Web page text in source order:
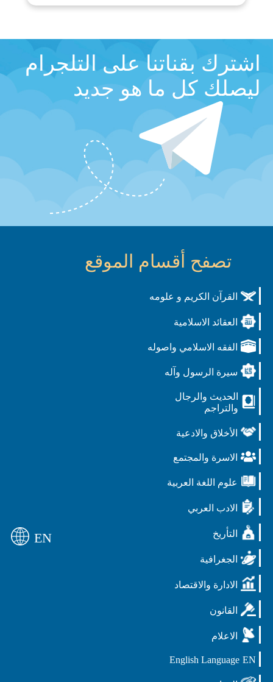
اشترك بقناتنا على التلجرام
ليصلك كل ما هو جديد
تصفح أقسام الموقع
القرآن الكريم و علومه
العقائد الاسلامية
الفقه الاسلامي واصوله
سيرة الرسول وآله
الحديث والرجال
والتراجم
الأخلاق والادعية
الاسرة والمجتمع
علوم اللغة العربية
الادب العربي
التأريخ
الجغرافية
الادارة والاقتصاد
القانون
الاعلام
EN
English Language
EN